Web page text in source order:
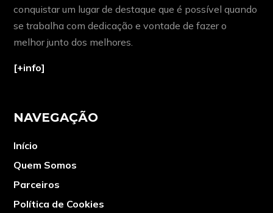
conquistar um lugar de destaque que é possível quando
se trabalha com dedicação e vontade de fazer o
melhor junto dos melhores.
[+info]
NAVEGAÇÃO
Início
Quem Somos
Parceiros
Política de Cookies